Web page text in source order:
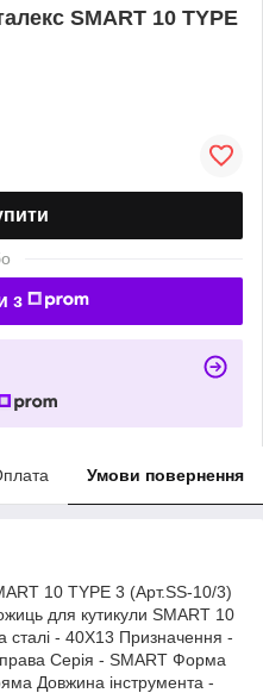
SMART 10 TYPE
з
Умови повернення
10 TYPE 3 (Арт.SS-10/3)
для кутикули SMART 10
сталі - 40Х13 Призначення -
Серія - SMART Форма
Довжина інструмента -